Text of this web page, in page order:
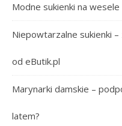
Modne sukienki na
Niepowtarzalne sukienki
od eButik.pl
Marynarki damskie –
latem?